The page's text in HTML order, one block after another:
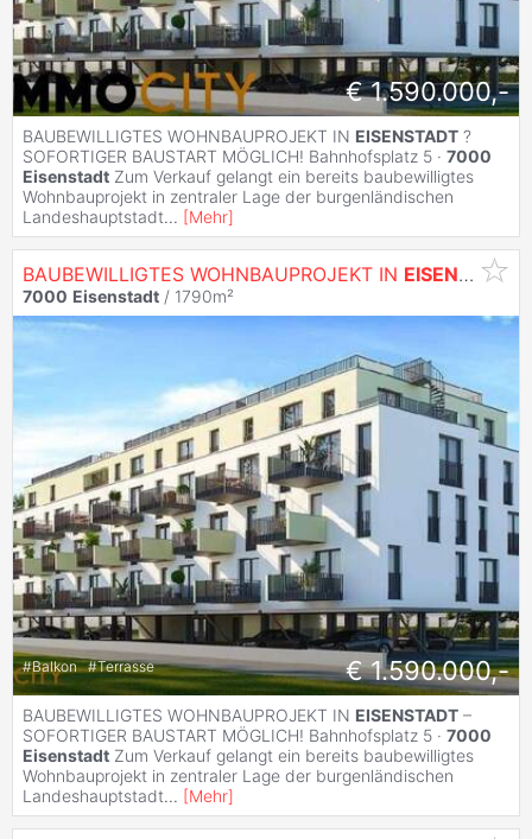
€ 1.590.000,-
BAUBEWILLIGTES WOHNBAUPROJEKT IN EISENSTADT ?
SOFORTIGER BAUSTART MÖGLICH! Bahnhofsplatz 5 · 7000
Eisenstadt Zum Verkauf gelangt ein bereits baubewilligtes
Wohnbauprojekt in zentraler Lage der burgenländischen
Landeshauptstadt... [Mehr]
BAUBEWILLIGTES WOHNBAUPROJEKT IN EISENSTADT
7000 Eisenstadt / 1790m²
#Balkon #Terrasse € 1.590.000,-
BAUBEWILLIGTES WOHNBAUPROJEKT IN EISENSTADT –
SOFORTIGER BAUSTART MÖGLICH! Bahnhofsplatz 5 · 7000
Eisenstadt Zum Verkauf gelangt ein bereits baubewilligtes
Wohnbauprojekt in zentraler Lage der burgenländischen
Landeshauptstadt... [Mehr]